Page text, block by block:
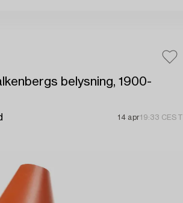
belysning, 1900-
14 apr19:33 CEST